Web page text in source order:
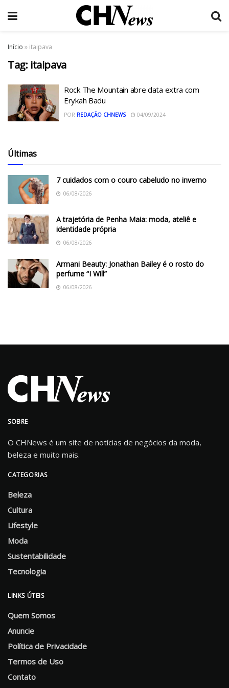
Início » itaipava
Tag: itaipava
Rock The Mountain abre data extra com
Erykah Badu
POR REDAÇÃO CHNEWS 04/09/2024
Últimas
7 cuidados com o couro cabeludo no inverno
06/08/2026
A trajetória de Penha Maia: moda, ateliê e
identidade própria
06/08/2026
Armani Beauty: Jonathan Bailey é o rosto do
perfume “I Will”
06/08/2026
SOBRE
O CHNews é um site de notícias de negócios da moda,
beleza e muito mais.
CATEGORIAS
Beleza
Cultura
Lifestyle
Moda
Sustentabilidade
Tecnologia
LINKS ÚTEIS
Quem Somos
Anuncie
Política de Privacidade
Termos de Uso
Contato